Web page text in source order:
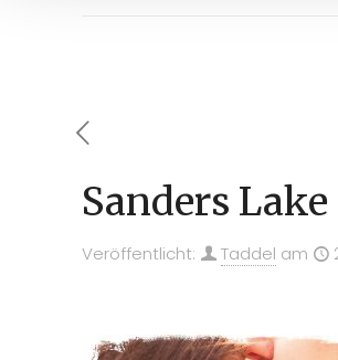
Sanders
Veröffentlicht: Taddel am